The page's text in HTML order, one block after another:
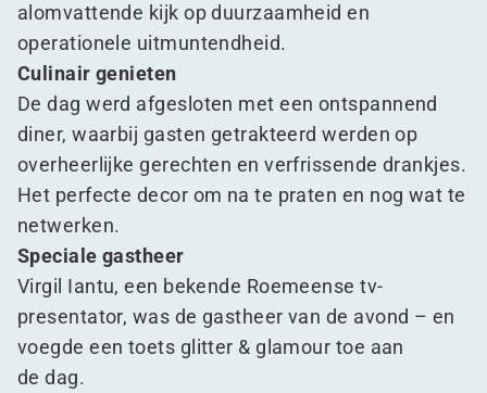
alomvattende kijk op duurzaamheid en
operationele uitmuntendheid.
Culinair genieten
De dag werd afgesloten met een ontspannend
diner, waarbij gasten getrakteerd werden op
overheerlijke gerechten en verfrissende drankjes.
Het perfecte decor om na te praten en nog wat te
netwerken.
Speciale gastheer
Virgil Iantu, een bekende Roemeense tv-
presentator, was de gastheer van de avond – en
voegde een toets glitter & glamour toe aan
de dag.